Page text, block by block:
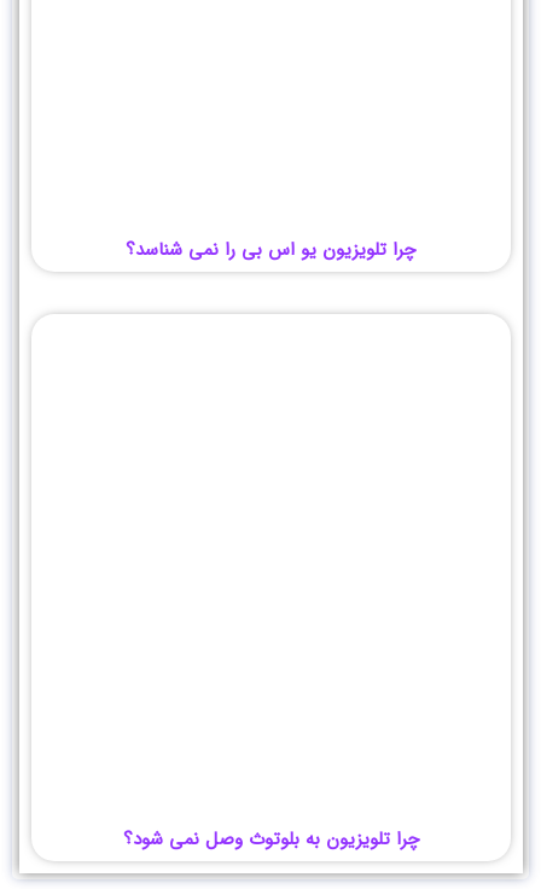
چرا تلویزیون یو اس بی را نمی شناسد؟
چرا تلویزیون به بلوتوث وصل نمی شود؟